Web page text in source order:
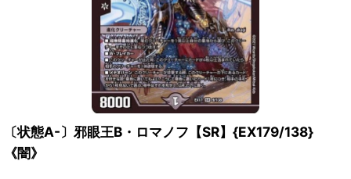
〔状態A-〕邪眼王B・ロマノフ【SR】{EX179/138}
《闇》